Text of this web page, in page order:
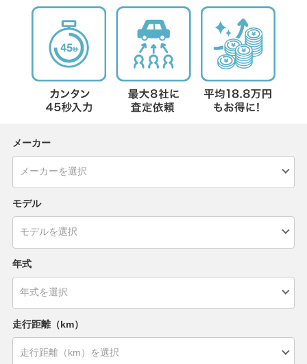
メーカー
モデル
年式
走行距離（km）